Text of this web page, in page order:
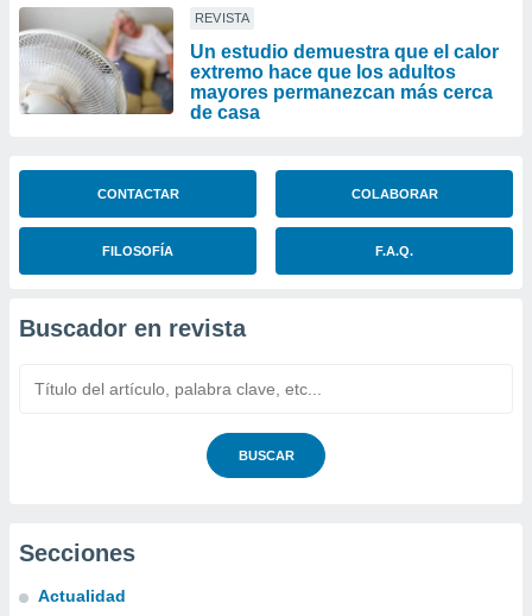
REVISTA
Un estudio demuestra que el calor
extremo hace que los adultos
mayores permanezcan más cerca
de casa
CONTACTAR COLABORAR
FILOSOFÍA F.A.Q.
Buscador en revista
BUSCAR
Secciones
Actualidad